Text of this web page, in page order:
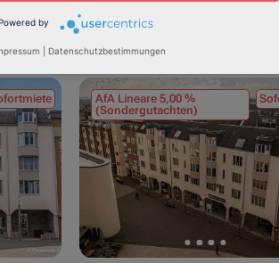
AfA Lineare 5,00 %
(Sondergutachten)
Powered by
Datenschutzbestimmungen